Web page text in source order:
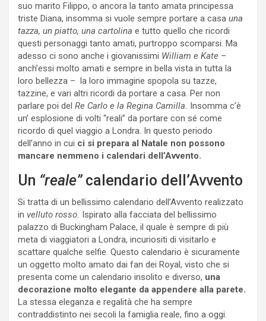
suo marito Filippo, o ancora la tanto amata principessa
triste Diana, insomma si vuole sempre portare a casa una
tazza, un piatto, una cartolina e tutto quello che ricordi
questi personaggi tanto amati, purtroppo scomparsi. Ma
adesso ci sono anche i giovanissimi William e Kate –
anch’essi molto amati e sempre in bella vista in tutta la
loro bellezza – la loro immagine spopola su tazze,
tazzine, e vari altri ricordi da portare a casa. Per non
parlare poi del Re Carlo e la Regina Camilla. Insomma c’è
un’ esplosione di volti “reali” da portare con sé come
ricordo di quel viaggio a Londra. In questo periodo
dell’anno in cui ci si prepara al Natale non possono
mancare nemmeno i calendari dell’Avvento.
Un “reale”calendario dell’Avvento
Si tratta di un bellissimo calendario dell’Avvento realizzato
in velluto rosso.
Ispirato alla facciata del bellissimo
palazzo di Buckingham Palace, il quale è sempre di più
meta di viaggiatori a Londra, incuriositi di visitarlo e
scattare qualche selfie. Questo calendario è sicuramente
un oggetto molto amato dai fan dei Royal, visto che si
presenta come un calendario insolito e diverso, una
decorazione molto elegante da appendere alla parete.
La stessa eleganza e regalità che ha sempre
contraddistinto nei secoli la famiglia reale, fino a oggi.